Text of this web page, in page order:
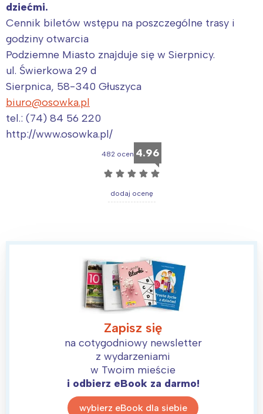
dziećmi.
Cennik biletów wstępu na poszczególne trasy i
godziny otwarcia
Podziemne Miasto znajduje się w Sierpnicy.
ul. Świerkowa 29 d
Sierpnica, 58-340 Głuszyca
biuro@osowka.pl
tel.: (74) 84 56 220
http://www.osowka.pl/
482 ocen 4.96
☆ ☆ ☆ ☆ ☆
dodaj ocenę
Zapisz się
na cotygodniowy newsletter
z wydarzeniami
w Twoim mieście
i odbierz eBook za darmo!
wybierz eBook dla siebie